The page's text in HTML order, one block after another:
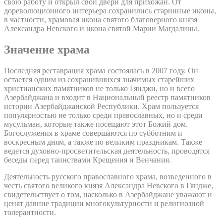
свою работу и открыл свои двери для прихожан. От
дореволюционного интерьера сохранились старинные иконы,
в частности, храмовая икона святого благоверного князя
Александра Невского и икона святой Марии Магдалины.
Значение храма
Последняя реставрация храма состоялась в 2007 году. Он
остается одним из сохранившихся значимых старейших
христианских памятников не только Гянджи, но и всего
Азербайджана и входит в Национальный реестр памятников
истории Азербайджанской Республики. Храм пользуется
популярностью не только среди православных, но и среди
мусульман, которые также посещают этот Божий дом.
Богослужения в храме совершаются по субботним и
воскресным дням, а также по великим праздникам. Также
ведется духовно-просветительская деятельность, проводятся
беседы перед таинствами Крещения и Венчания.
Деятельность русского православного храма, возведенного в
честь святого великого князя Александра Невского в Гяндже,
свидетельствует о том, насколько в Азербайджане уважают и
ценят давние традиции многокультурности и религиозной
толерантности.